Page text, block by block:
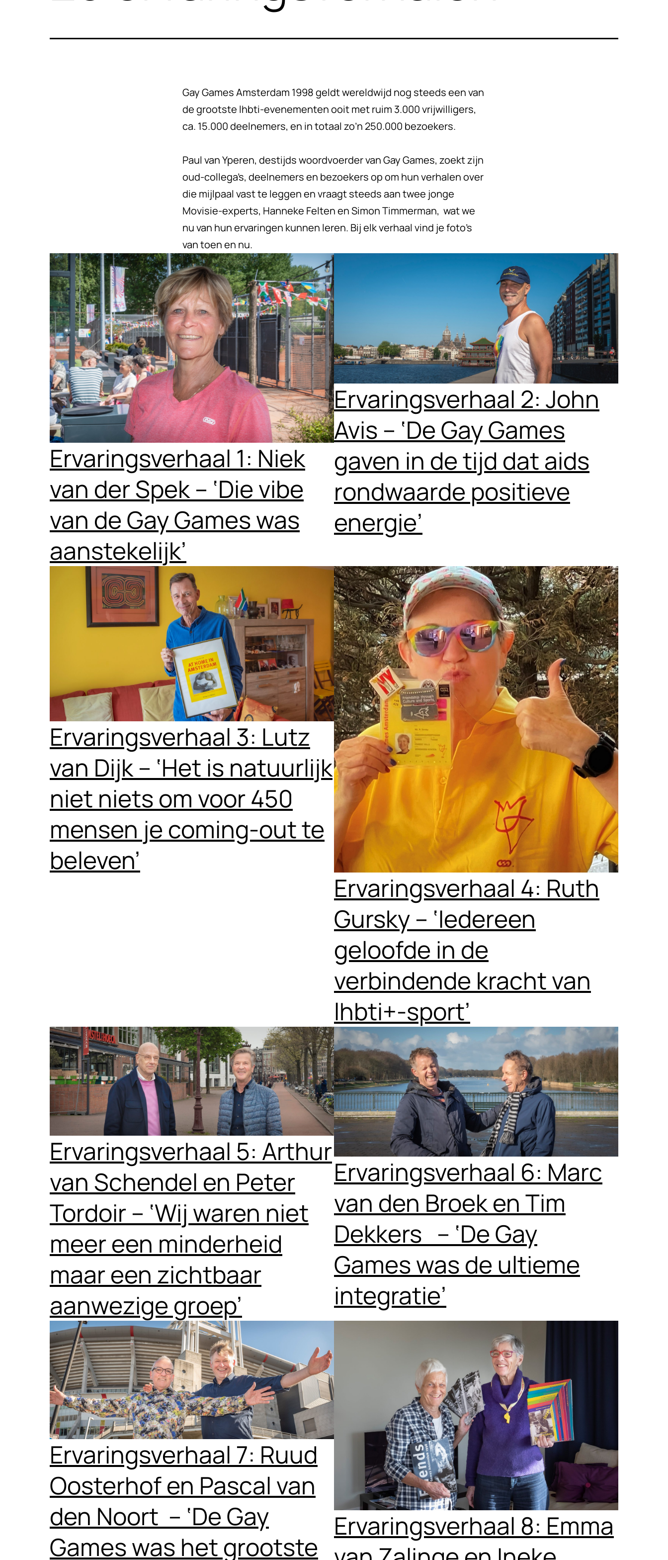
Gay Games Amsterdam 1998 geldt wereldwijd nog steeds een van
de grootste lhbti-evenementen ooit met ruim 3.000 vrijwilligers,
ca. 15.000 deelnemers, en in totaal zo’n 250.000 bezoekers.
Paul van Yperen, destijds woordvoerder van Gay Games, zoekt zijn
oud-collega’s, deelnemers en bezoekers op om hun verhalen over
die mijlpaal vast te leggen en vraagt steeds aan twee jonge
Movisie-experts, Hanneke Felten en Simon Timmerman, wat we
nu van hun ervaringen kunnen leren. Bij elk verhaal vind je foto’s
van toen en nu.
Ervaringsverhaal 1: Niek
van der Spek – ‘Die vibe
van de Gay Games was
aanstekelijk’
Ervaringsverhaal 2: John
Avis – ‘De Gay Games
gaven in de tijd dat aids
rondwaarde positieve
energie’
Ervaringsverhaal 3: Lutz
van Dijk – ‘Het is natuurlijk
niet niets om voor 450
mensen je coming-out te
beleven’
Ervaringsverhaal 4: Ruth
Gursky – ‘Iedereen
geloofde in de
verbindende kracht van
lhbti+-sport’
Ervaringsverhaal 5: Arthur
van Schendel en Peter
Tordoir – ‘Wij waren niet
meer een minderheid
maar een zichtbaar
aanwezige groep’
Ervaringsverhaal 6: Marc
van den Broek en Tim
Dekkers – ‘De Gay
Games was de ultieme
integratie’
Ervaringsverhaal 7: Ruud
Oosterhof en Pascal van
den Noort – ‘De Gay
Games was het grootste
Ervaringsverhaal 8: Emma